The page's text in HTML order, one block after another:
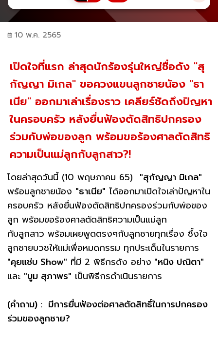
10 พ.ค. 2565
เปิดใจที่แรก ล่าสุดนักร้องรุ่นใหญ่ชื่อดัง "สุ
กัญญา มิเกล" ขอควงแขนลูกชายน้อง "ธา
เนีย" ออกมาเล่าเรื่องราว เคลียร์ชัดถึงปัญหา
ในครอบครัว หลังยื่นฟ้องตัดสิทธิปกครอง
ร่วมกับพ่อของลูก พร้อมขอร้องศาลตัดสิทธิ
ความเป็นแม่ลูกกับลูกสาว?!
โดยล่าสุดวันนี้ (10 พฤษภาคม 65) "สุกัญญา มิเกล"
พร้อมลูกชายน้อง "ธาเนีย" ได้ออกมาเปิดใจเล่าปัญหาใน
ครอบครัว หลังยื่นฟ้องตัดสิทธิปกครองร่วมกับพ่อของ
ลูก พร้อมขอร้องศาลตัดสิทธิความเป็นแม่ลูก
กับลูกสาว พร้อมเผยพูดตรงๆกับลูกชายทุกเรื่อง ซึ้งใจ
ลูกชายบวชให้แม่เพื่อหมดกรรม ทุกประเด็นในรายการ
"คุยแซ่บ Show" ที่มี 2 พิธีกรดัง อย่าง "หนิง ปณิตา"
และ "บูม สุภาพร" เป็นพิธีกรดำเนินรายการ
(คำถาม) : มีการยื่นฟ้องต่อศาลตัดสิทธิ์ในการปกครอง
ร่วมของลูกชาย?